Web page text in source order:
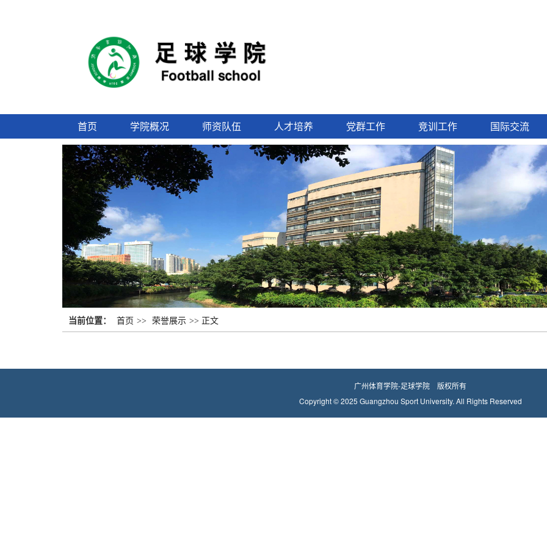
首页 学院概况 师资队伍 人才培养 党群工作 竞训工作 国际交流
当前位置： 首页 >> 荣誉展示 >> 正文
广州体育学院-足球学院 版权所有
Copyright © 2025 Guangzhou Sport University. All Rights Reserved